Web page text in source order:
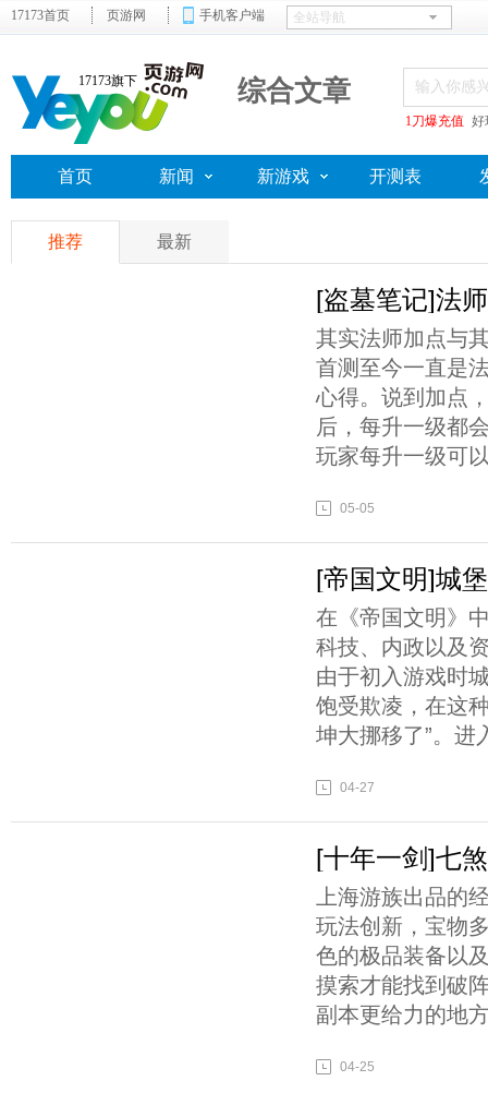
17173首页 页游网 手机客户端
17173旗下 综合文章
1刀爆充值 好
首页 新闻 新游戏 开测表
推荐 最新
[盗墓笔记]法
其实法师加点与
首测至今一直是
心得。说到加点
后，每升一级都
玩家每升一级可
05-05
[帝国文明]城
在《帝国文明》
科技、内政以及
由于初入游戏时
饱受欺凌，在这
坤大挪移了”。进
04-27
[十年一剑]七
上海游族出品的
玩法创新，宝物
色的极品装备以
摸索才能找到破
副本更给力的地
04-25